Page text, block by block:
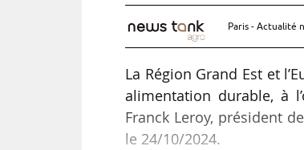
Paris - Actualité
La Région Grand Est et
alimentation durable, à
Franck Leroy, président
le 24/10/2024.